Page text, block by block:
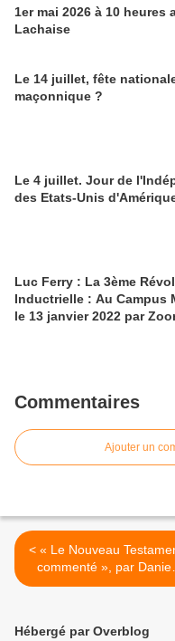
1er mai 2026 à 10 heures
Lachaise
Le 14 juillet, fête
maçonnique ?
Le 4 juillet. Jour de
des Etats-Unis
Luc Ferry : La 3ème
Inductrielle : Au Campus
le 13 janvier 2022 par
Commentaires
Ajouter un
< « Le Nouveau Testament
commenté », par Daniel
Marguerat et Camille
Hébergé par Overblog